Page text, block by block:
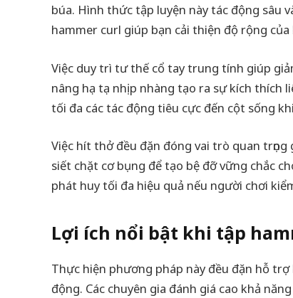
búa. Hình thức tập luyện này tác động sâu
hammer curl giúp bạn cải thiện độ rộng
Việc duy trì tư thế cổ tay trung tính giúp
nâng hạ tạ nhịp nhàng tạo ra sự kích thích
tối đa các tác động tiêu cực đến cột sống
Việc hít thở đều đặn đóng vai trò quan
siết chặt cơ bụng để tạo bệ đỡ vững chắc
phát huy tối đa hiệu quả nếu người chơi
Lợi ích nổi bật khi tập
Thực hiện phương pháp này đều đặn hỗ
động. Các chuyên gia đánh giá cao khả